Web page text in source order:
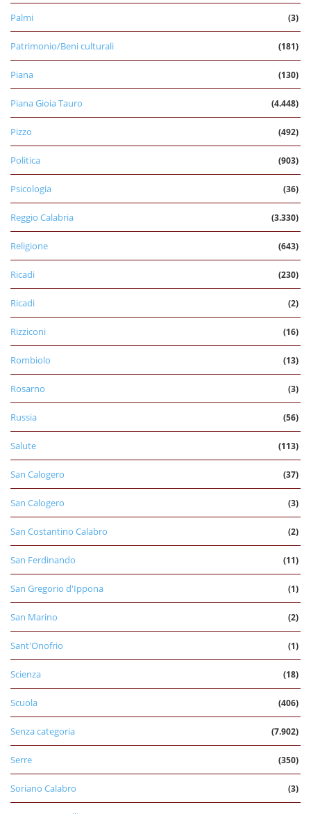
Palmi (3)
Patrimonio/Beni culturali (181)
Piana (130)
Piana Gioia Tauro (4.448)
Pizzo (492)
Politica (903)
Psicologia (36)
Reggio Calabria (3.330)
Religione (643)
Ricadi (230)
Ricadi (2)
Rizziconi (16)
Rombiolo (13)
Rosarno (3)
Russia (56)
Salute (113)
San Calogero (37)
San Calogero (3)
San Costantino Calabro (2)
San Ferdinando (11)
San Gregorio d'Ippona (1)
San Marino (2)
Sant'Onofrio (1)
Scienza (18)
Scuola (406)
Senza categoria (7.902)
Serre (350)
Soriano Calabro (3)